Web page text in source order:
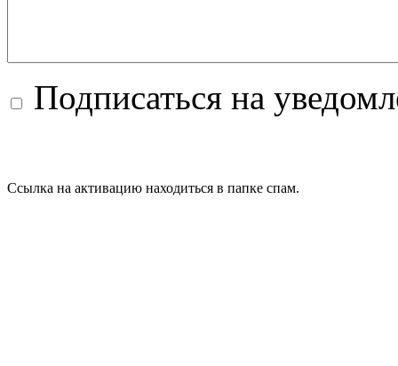
Подписаться на
Ссылка на активацию находиться в папке спам.